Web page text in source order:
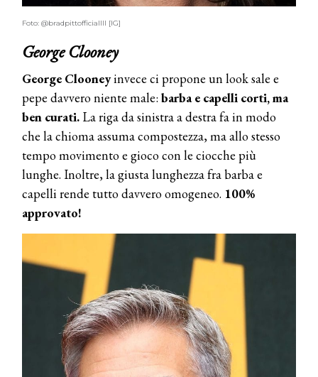
Foto: @bradpittofficiallll [IG]
George Clooney
George Clooneyinvece ci propone un look sale e
pepe davvero niente male: barba e capelli corti, ma
ben curati. La riga da sinistra a destra fa in modo
che la chioma assuma compostezza, ma allo stesso
tempo movimento e gioco con le ciocche più
lunghe. Inoltre, la giusta lunghezza fra barba e
capelli rende tutto davvero omogeneo. 100%
approvato!
COSMOPROF WORLDWIDE BOLOGNA
Cosmprof Worldwide Bologna
presenta THE BEAUTY &
WELLNESS CONGRESS 2022: I
TEMI